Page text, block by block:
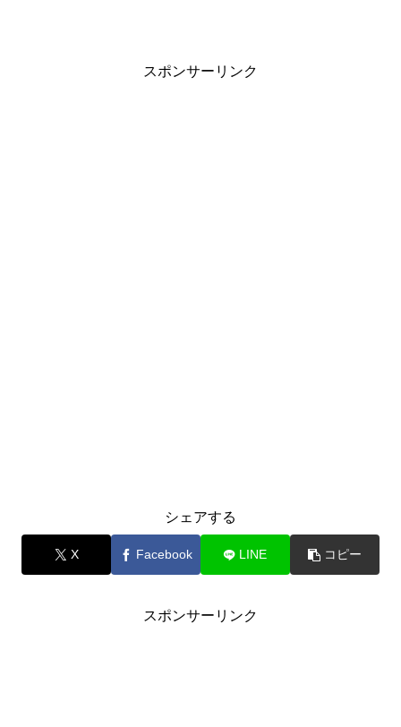
スポンサーリンク
シェアする
X Facebook LINE コピー
スポンサーリンク